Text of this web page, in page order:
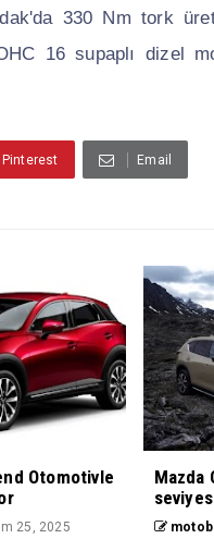
330 Nm tork
16 supaplı dizel
Pinterest Email
Otomotivle
25, 2025
Mazda